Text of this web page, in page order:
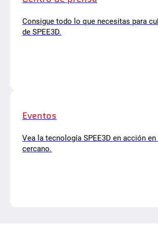
Consigue todo lo que necesitas para
de SPEE3D.
Eventos
Vea la tecnología SPEE3D en acción
cercano.